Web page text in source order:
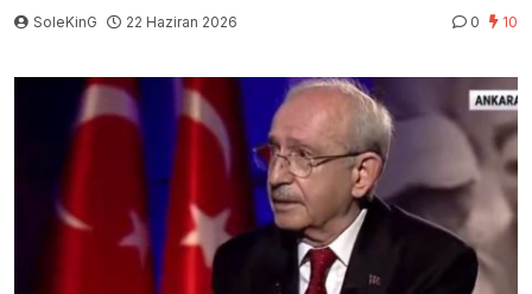
SoleKinG 22 Haziran 2026 0 10